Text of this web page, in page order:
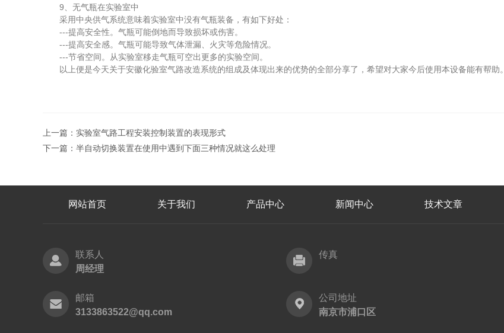
9、无气瓶在实验室中
采用中央供气系统意味着实验室中没有气瓶装备，有如下好处：
---提高安全性。气瓶可能倒地而导致损坏或伤害。
---提高安全感。气瓶可能导致气体泄漏、火灾等危险情况。
---节省空间。从实验室移走气瓶可空出更多的实验空间。
以上便是今天关于安徽化验室气路改造系统的组成及体现出来的优势的全部分享了，希望对大家今后使用本设备能有帮助。
上一篇： 实验室气路工程安装控制装置的表现形式
下一篇： 半自动切换装置在使用中遇到下面三种情况就这么处理
网站首页 关于我们 产品中心 新闻中心 技术文章
联系人
周经理
传真
邮箱
3133863522@qq.com
公司地址
南京市浦口区